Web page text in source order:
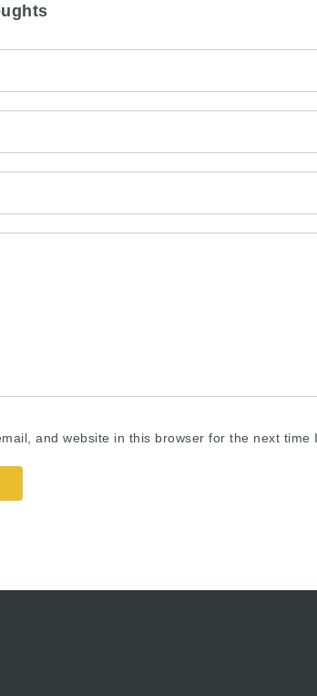
and website in this browser for the next time